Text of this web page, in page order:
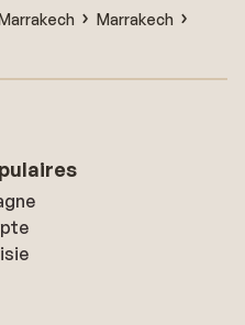
Marrakech